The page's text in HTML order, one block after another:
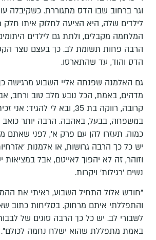
וגר ברחוב שבו הדס מתגוררת. כשקיבלה
לילדים שלה, היא הציעה לחלוק איתו חלק
המלחמה מקבלים, ולתת גם לילדים
הרבה פחות תשומת לב. כך בעצם נוצר
הדס והוד, עד שהתארסו.
גם האלמנה שפנתה אליי השבוע מרגישה
מדהים, באמת, הכל נובע מלב טוב ורחב,
קרובה, רווקה בת 35, ובא לי להגיד:
במשפחה, בבעל, באהבה. הרבה יותר כואב
כמוה. תעזרו להן עם פרק א', לפני שאתם
יש כל כך הרבה גרושות, או אלמנות
וזוהר, זה לא יהפוך לאייטם, אבל במציאות
נשים 'רגילות' ויקרות.
"חודש אלול התחיל השבוע, ראיתי את
והתפללתי איתם מרחוק. בסליחות כתוב
לשבורי לב. יש כל כך הרבה סוגים של
באמת מתפללת שהוא ישלח נחמה לכולם".